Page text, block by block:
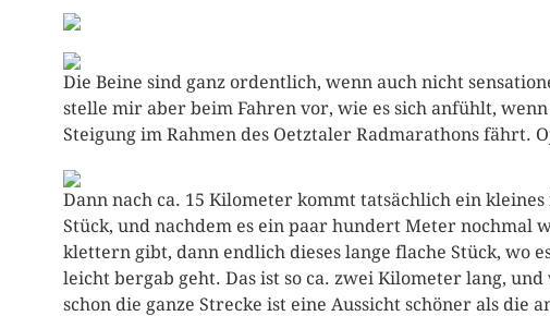
Die Beine sind ganz ordentlich, wenn auch nicht
stelle mir aber beim Fahren vor, wie es sich anfühlt,
Steigung im Rahmen des Oetztaler Radmarathons fährt.
Dann nach ca. 15 Kilometer kommt tatsächlich ein kleines
Stück, und nachdem es ein paar hundert Meter nochmal
klettern gibt, dann endlich dieses lange flache Stück, wo
leicht bergab geht. Das ist so ca. zwei Kilometer lang, und
schon die ganze Strecke ist eine Aussicht schöner als die